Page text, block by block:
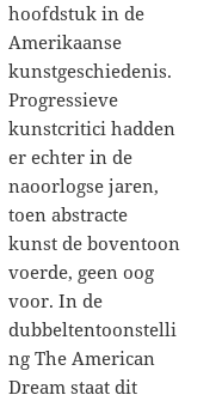
hoofdstuk in de
Amerikaanse
kunstgeschiedenis.
Progressieve
kunstcritici hadden
er echter in de
naoorlogse jaren,
toen abstracte
kunst de boventoon
voerde, geen oog
voor. In de
dubbeltentoonstelli
ng The American
Dream staat dit